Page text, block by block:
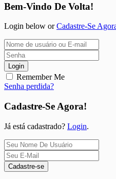
Bem-Vindo De Volta!
Login below orCadastre-Se
Login
Remember Me
Senha perdida?
Cadastre-Se Agora!
Já está cadastrado? Login.
Cadastre-se